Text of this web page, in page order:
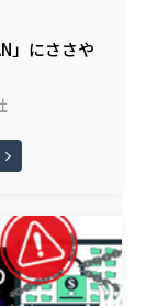
」にささや